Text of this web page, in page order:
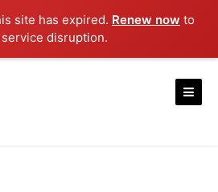
site has expired. Renew now to
disruption.